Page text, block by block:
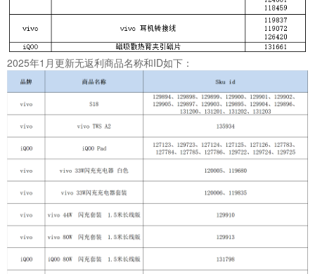
2025年1月更新无返利商品名称和ID如下：